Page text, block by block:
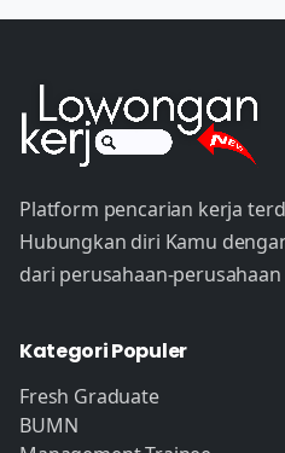
Platform pencarian kerja
Hubungkan diri Kamu
dari perusahaan-
Kategori Populer
Fresh Graduate
BUMN